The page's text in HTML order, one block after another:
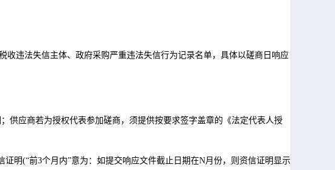
收违法失信主体、政府采购严重违法失信行为记录名单，具体以磋商日响应
供应商若为授权代表参加磋商，须提供按要求签字盖章的《法定代表人授
明(“前3个月内”意为：如提交响应文件截止日期在N月份，则资信证明显示